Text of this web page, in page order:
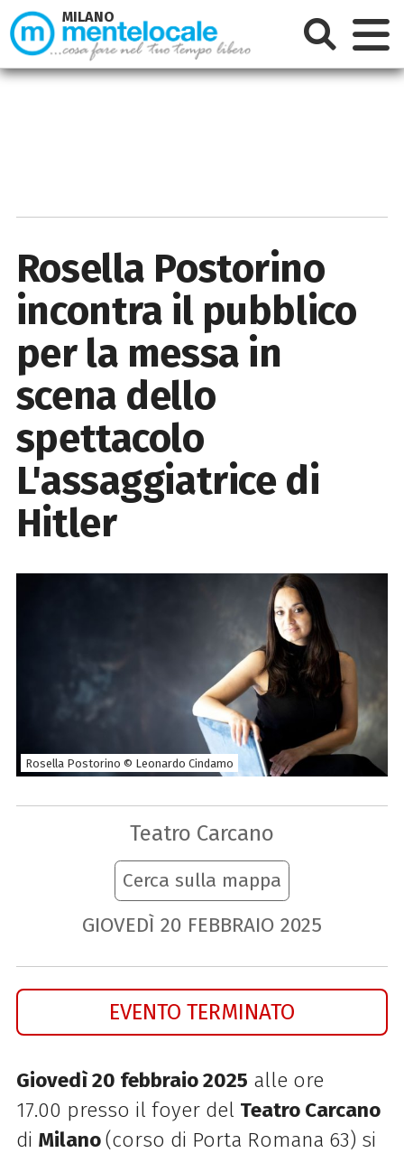
Rosella Postorino
incontra il pubblico
per la messa in
scena dello
spettacolo
L'assaggiatrice di
Hitler
Rosella Postorino © Leonardo Cindamo
Teatro Carcano
Cerca sulla mappa
GIOVEDÌ 20 FEBBRAIO 2025
EVENTO TERMINATO
Giovedì 20 febbraio 2025 alle ore
17.00 presso il foyer del Teatro Carcano
di Milano(corso di Porta Romana 63) si
MILANO